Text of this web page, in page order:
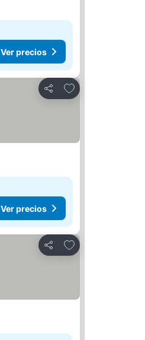
Ver precios
Compartir
Agregar a favoritos
Ver precios
Compartir
Agregar a favoritos